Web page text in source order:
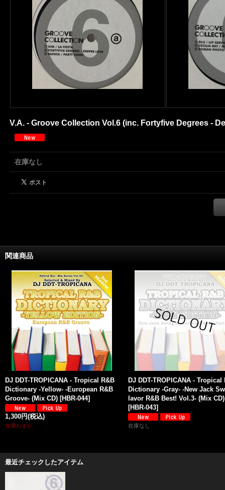
V.A. - Groove Collection Vol.6 (inc. Fortyfive Degrees -
在庫なし
関連商品
DJ DDT-TROPICANA - Tropical R&B
Dictionary -Yellow- -European R&B
Groove- (Mix CD) [HBR-044]
1,300円(税込)
在庫わずか
DJ DDT-TROPICANA - Tropical
Dictionary -Gray- -New Jack
lavor R&B Best! Vol.3- (Mix CD)
[HBR-043]
在庫なし
最近チェックしたアイテム